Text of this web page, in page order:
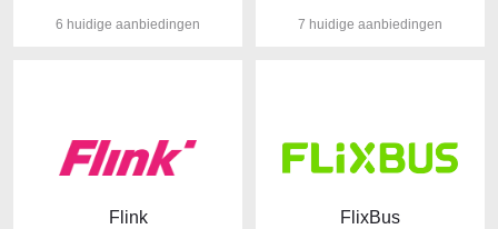
6 huidige aanbiedingen 7 huidige aanbiedingen
Flink FlixBus